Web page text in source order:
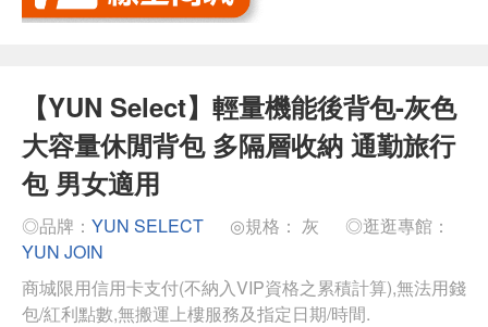
【YUN Select】輕量機能後背包-灰色
大容量休閒背包 多隔層收納 通勤旅行
包 男女適用
◎品牌： YUN SELECT ◎規格： 灰
◎逛逛專館：
YUN JOIN
商城限用信用卡支付(不納入VIP資格之累積計算),無法用錢
包/紅利點數,無搬運上樓服務及指定日期/時間.